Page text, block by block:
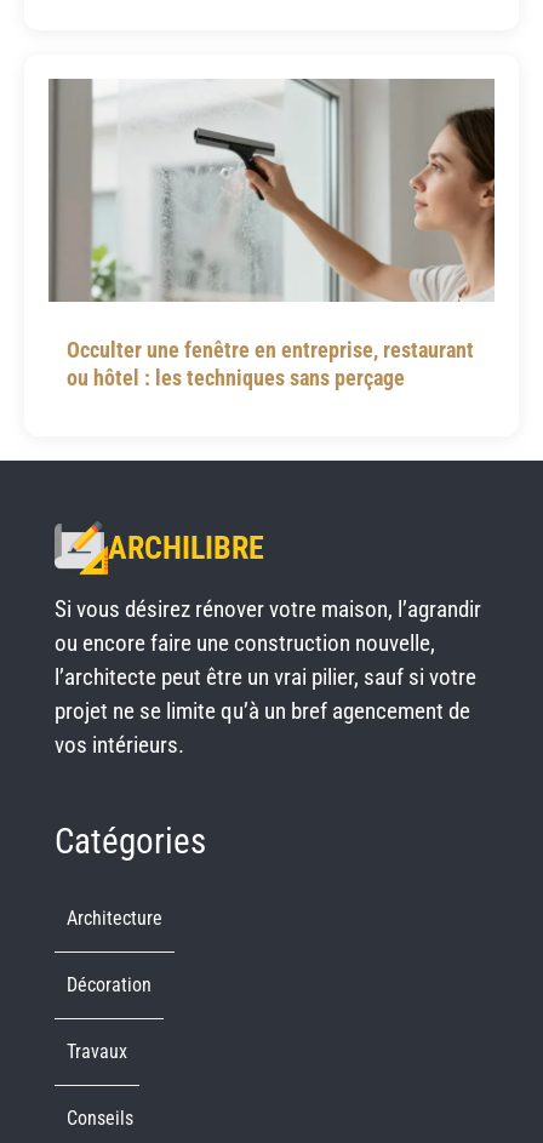
Occulter une fenêtre en entreprise, restaurant
ou hôtel : les techniques sans perçage
ARCHILIBRE
Si vous désirez rénover votre maison, l’agrandir
ou encore faire une construction nouvelle,
l’architecte peut être un vrai pilier, sauf si votre
projet ne se limite qu’à un bref agencement de
vos intérieurs.
Catégories
Architecture
Décoration
Travaux
Conseils